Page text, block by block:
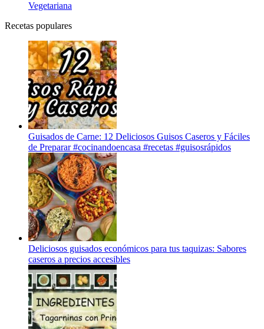
Vegetariana
Recetas populares
Guisados de Carne: 12 Deliciosos Guisos Caseros y Fáciles
de Preparar #cocinandoencasa #recetas #guisosrápidos
Deliciosos guisados económicos para tus taquizas: Sabores
caseros a precios accesibles